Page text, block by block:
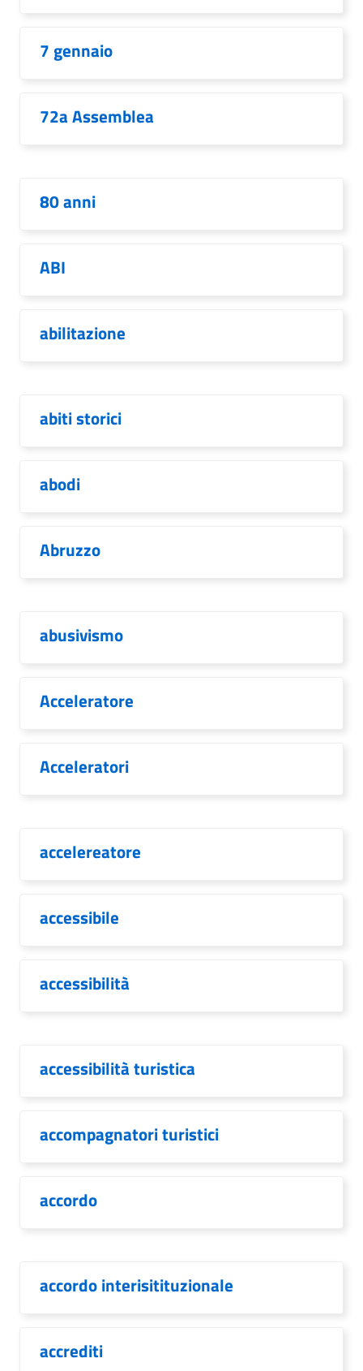
7 gennaio
72a Assemblea
80 anni
ABI
abilitazione
abiti storici
abodi
Abruzzo
abusivismo
Acceleratore
Acceleratori
accelereatore
accessibile
accessibilità
accessibilità turistica
accompagnatori turistici
accordo
accordo interisitituzionale
accrediti